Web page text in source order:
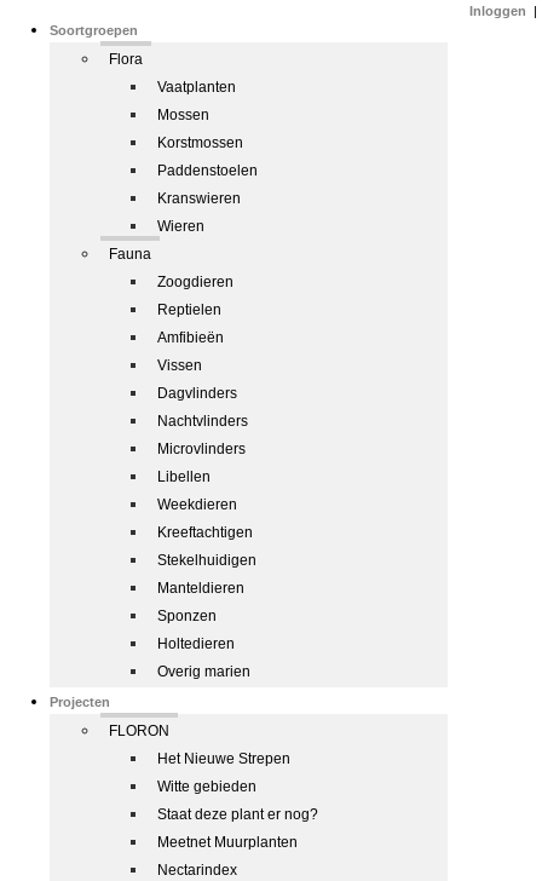
Soortgroepen
Flora
Vaatplanten
Mossen
Korstmossen
Paddenstoelen
Kranswieren
Wieren
Fauna
Zoogdieren
Reptielen
Amfibieën
Vissen
Dagvlinders
Nachtvlinders
Microvlinders
Libellen
Weekdieren
Kreeftachtigen
Stekelhuidigen
Manteldieren
Sponzen
Holtedieren
Overig marien
Projecten
FLORON
Het Nieuwe Strepen
Witte gebieden
Staat deze plant er nog?
Meetnet Muurplanten
Nectarindex
Inloggen |